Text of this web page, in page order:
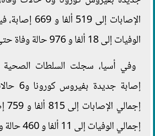
الإصابات إلى 519
الوفيات إلى 18 ألفا و 976 حالة وفاة حتى الآن.
إصابة
إجمالي الوفيات إلى 11 ألفا و 460 حالة وفاة حتى الآن.